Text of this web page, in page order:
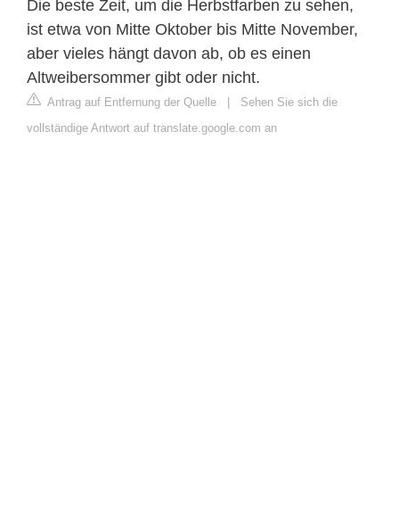
Die beste Zeit, um die Herbstfarben zu sehen,
ist etwa von Mitte Oktober bis Mitte November,
aber vieles hängt davon ab, ob es einen
Altweibersommer gibt oder nicht.
Antrag auf Entfernung der Quelle | Sehen Sie sich die
vollständige Antwort auf translate.google.com an